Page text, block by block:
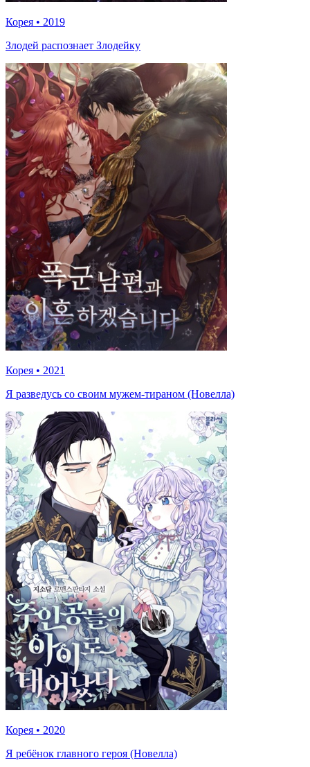
Корея • 2019
Злодей распознает Злодейку
Корея • 2021
Я разведусь со своим мужем-тираном (Новелла)
Корея • 2020
Я ребёнок главного героя (Новелла)